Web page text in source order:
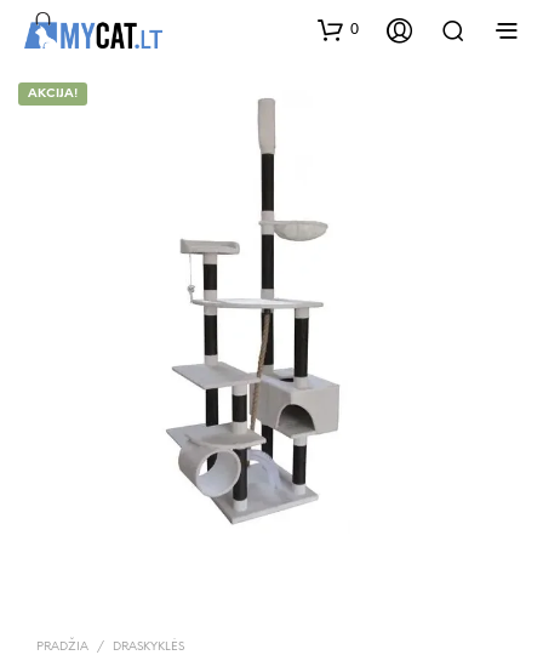
0
AKCIJA!
PRADŽIA / DRASKYKLĖS